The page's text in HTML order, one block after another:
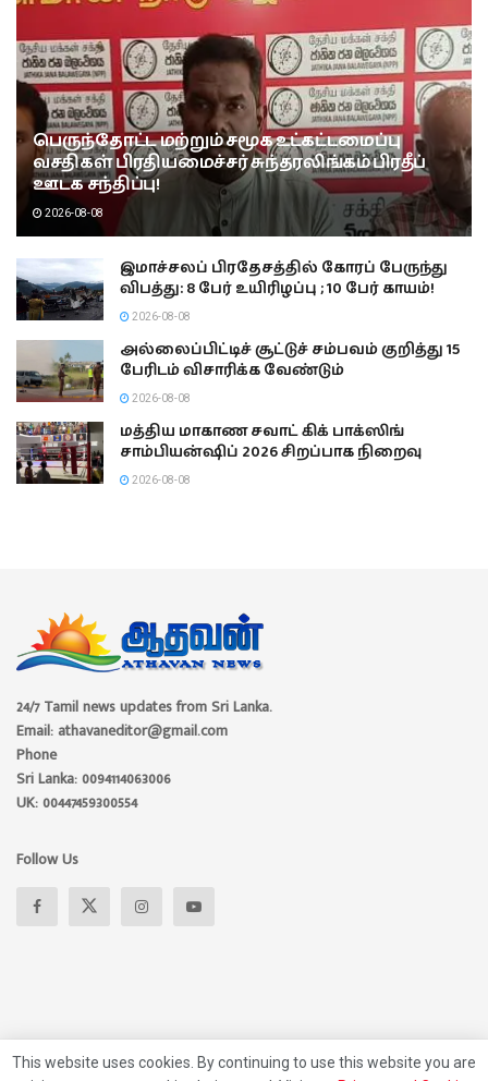
பெருந்தோட்ட மற்றும் சமூக உட்கட்டமைப்பு
வசதிகள் பிரதியமைச்சர் சுந்தரலிங்கம் பிரதீப்
ஊடக சந்திப்பு!
2026-08-08
இமாச்சலப் பிரதேசத்தில் கோரப் பேருந்து
விபத்து: 8 பேர் உயிரிழப்பு ; 10 பேர் காயம்!
2026-08-08
அல்லைப்பிட்டிச் சூட்டுச் சம்பவம் குறித்து 15
பேரிடம் விசாரிக்க வேண்டும்
2026-08-08
மத்திய மாகாண சவாட் கிக் பாக்ஸிங்
சாம்பியன்ஷிப் 2026 சிறப்பாக நிறைவு
2026-08-08
24/7 Tamil news updates from Sri Lanka.
Email: athavaneditor@gmail.com
Phone
Sri Lanka: 0094114063006
UK: 00447459300554
Follow Us
This website uses cookies. By continuing to use this website you are